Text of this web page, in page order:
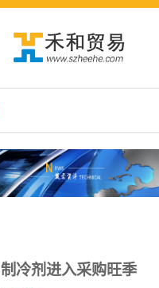
制冷剂进入采购旺季